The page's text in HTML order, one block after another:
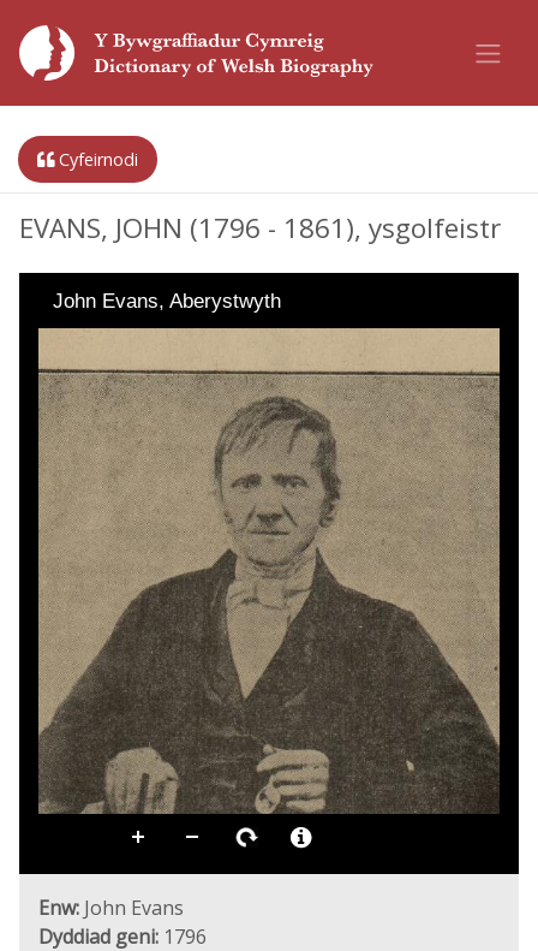
Cyfeirnodi
EVANS, JOHN (1796 - 1861), ysgolfeistr
John Evans, Aberystwyth
Enw: John Evans
Dyddiad geni: 1796